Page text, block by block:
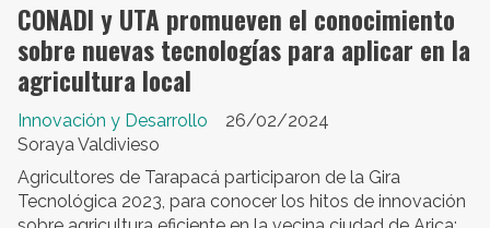
CONADI y UTA promueven el conocimiento
sobre nuevas tecnologías para aplicar en la
agricultura local
Soraya Valdivieso
Innovación y Desarrollo 26/02/2024
Agricultores de Tarapacá participaron de la Gira
Tecnológica 2023, para conocer los hitos de innovación